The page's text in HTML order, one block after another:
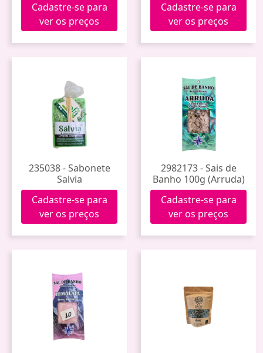
Cadastre-se para
ver os preços
Cadastre-se para
ver os preços
235038 - Sabonete
Salvia
Cadastre-se para
ver os preços
2982173 - Sais de
Banho 100g (Arruda)
Cadastre-se para
ver os preços